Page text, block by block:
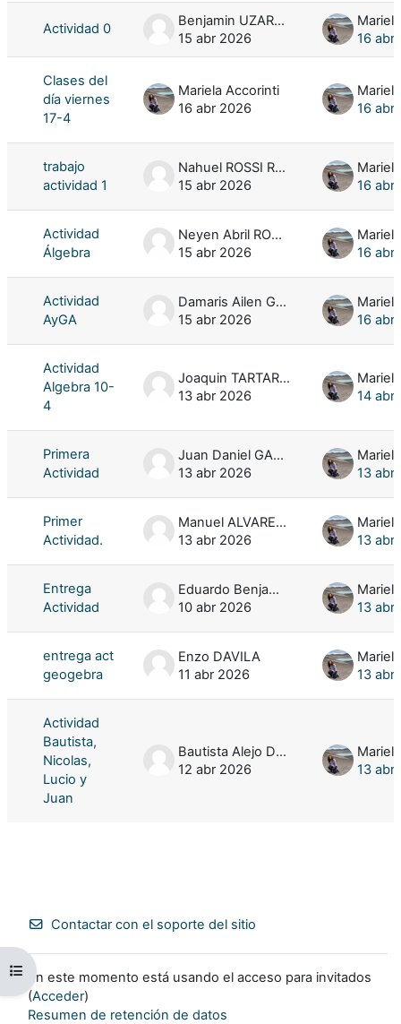
Abrir índice del curso
Actividad 0
Benjamin UZARRALDE
15 abr 2026
16 abr
Clases del
día viernes
17-4
Mariela Accorinti
16 abr 2026
16 abr
trabajo
actividad 1
Nahuel ROSSI ROSSIN
15 abr 2026
16 abr
Actividad
Álgebra
Neyen Abril ROMERO
15 abr 2026
16 abr
Actividad
AyGA
Damaris Ailen GONZALEZ SANTELLAN
15 abr 2026
16 abr
Actividad
Algebra 10-
4
Joaquin TARTARUCA
13 abr 2026
14 abr
Primera
Actividad
Juan Daniel GALEAN MIRANDA
13 abr 2026
13 abr
Primer
Actividad.
Manuel ALVAREZ CHICHARRO
13 abr 2026
13 abr
Entrega
Actividad
Eduardo Benjamin CHIANEA
10 abr 2026
13 abr
entrega act
geogebra
Enzo DAVILA
11 abr 2026
13 abr
Actividad
Bautista,
Nicolas,
Lucio y
Juan
Bautista Alejo DHERS
12 abr 2026
13 abr
Contactar con el soporte del sitio
En este momento está usando el acceso para invitados
(Acceder)
Resumen de retención de datos